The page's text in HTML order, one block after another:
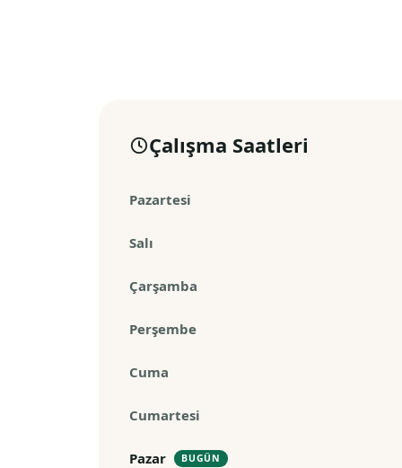
Çalışma Saatleri
Pazartesi
Salı
Çarşamba
Perşembe
Cuma
Cumartesi
Pazar BUGÜN